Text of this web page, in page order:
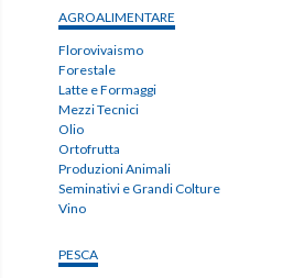
AGROALIMENTARE
Florovivaismo
Forestale
Latte e Formaggi
Mezzi Tecnici
Olio
Ortofrutta
Produzioni Animali
Seminativi e Grandi Colture
Vino
PESCA